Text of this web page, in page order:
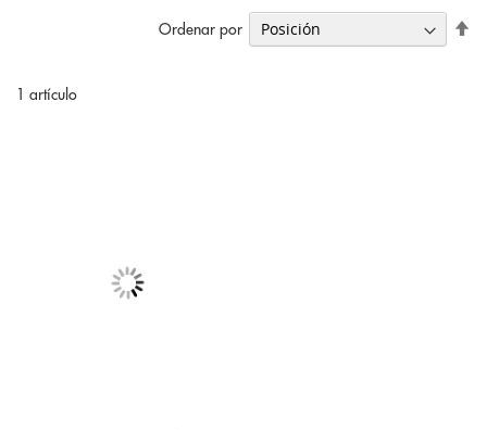
1 artículo
Ordenar por